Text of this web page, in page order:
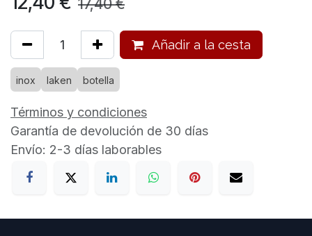
17,40€
Añadir a la cesta
inox laken botella
Términos y condiciones
Garantía de devolución de 30 días
Envío: 2-3 días laborables